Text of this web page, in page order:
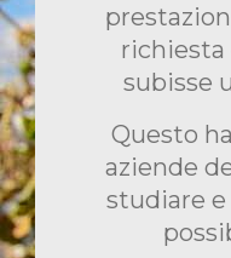
richiesta
subisse
Questo
aziende
studiare